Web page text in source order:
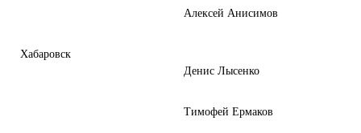
Алексей Анисимов
Хабаровск
Денис Лысенко
Тимофей Ермаков